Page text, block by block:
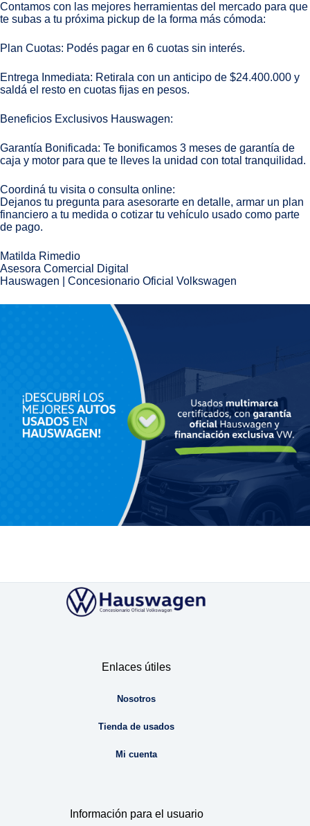
Contamos con las mejores herramientas del mercado para que
te subas a tu próxima pickup de la forma más cómoda:
Plan Cuotas: Podés pagar en 6 cuotas sin interés.
Entrega Inmediata: Retirala con un anticipo de $24.400.000 y
saldá el resto en cuotas fijas en pesos.
Beneficios Exclusivos Hauswagen:
Garantía Bonificada: Te bonificamos 3 meses de garantía de
caja y motor para que te lleves la unidad con total tranquilidad.
Coordiná tu visita o consulta online:
Dejanos tu pregunta para asesorarte en detalle, armar un plan
financiero a tu medida o cotizar tu vehículo usado como parte
de pago.
Matilda Rimedio
Asesora Comercial Digital
Hauswagen | Concesionario Oficial Volkswagen
Enlaces útiles
Nosotros
Tienda de usados
Mi cuenta
Información para el usuario